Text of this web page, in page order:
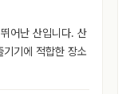
어난 산입니다. 산
기에 적합한 장소